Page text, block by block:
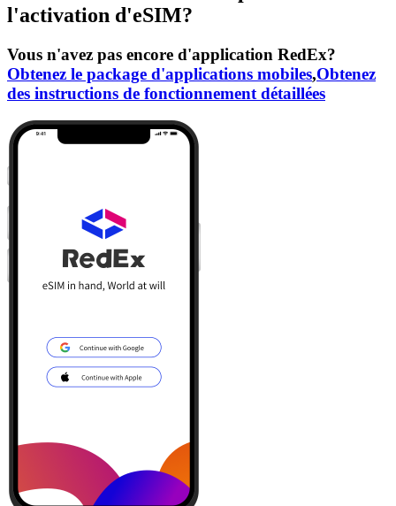
l'activation d'eSIM?
Vous n'avez pas encore d'application RedEx?
Obtenez le package d'applications mobiles,Obtenez
des instructions de fonctionnement détaillées